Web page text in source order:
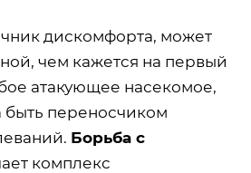
дискомфорта, может
чем кажется на первый
атакующее насекомое,
переносчиком
Борьба с
комплекс